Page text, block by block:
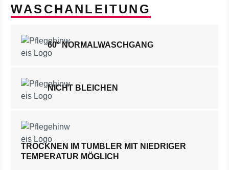
WASCHANLEITUNG
60° NORMALWASCHGANG
NICHT BLEICHEN
TROCKNEN IM TUMBLER MIT NIEDRIGER
TEMPERATUR MÖGLICH